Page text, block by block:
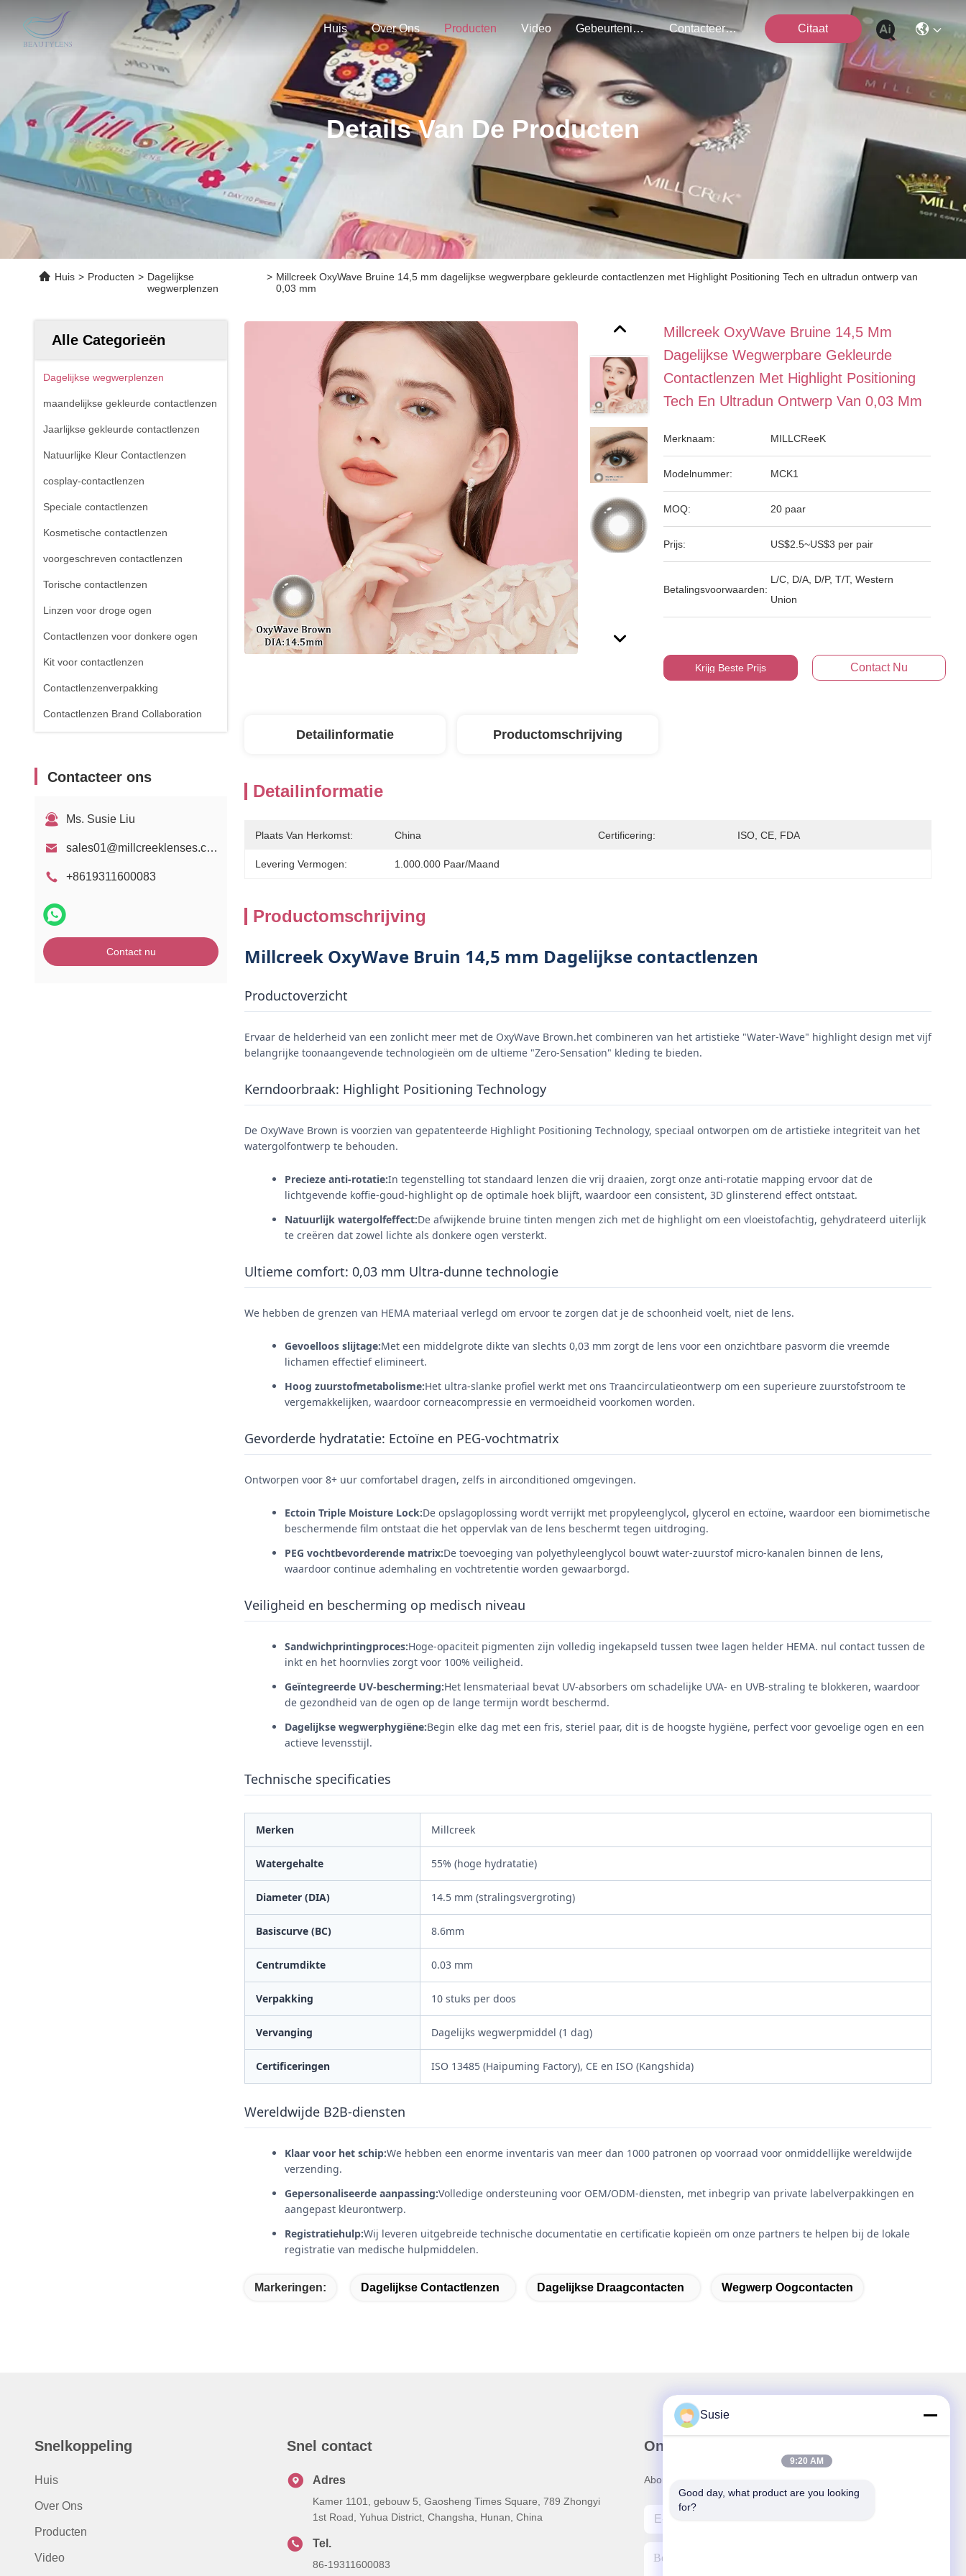
Huis Over Ons Producten Video Gebeurtenissen Contacteer Ons Citaat
Details Van De Producten
Huis > Producten > Dagelijkse
wegwerplenzen
> Millcreek OxyWave Bruine 14,5 mm dagelijkse wegwerpbare gekleurde contactlenzen met Highlight Positioning Tech en ultradun ontwerp van
0,03 mm
Alle Categorieën
Dagelijkse wegwerplenzen
maandelijkse gekleurde contactlenzen
Jaarlijkse gekleurde contactlenzen
Natuurlijke Kleur Contactlenzen
cosplay-contactlenzen
Speciale contactlenzen
Kosmetische contactlenzen
voorgeschreven contactlenzen
Torische contactlenzen
Linzen voor droge ogen
Contactlenzen voor donkere ogen
Kit voor contactlenzen
Contactlenzenverpakking
Contactlenzen Brand Collaboration
Contacteer ons
Ms. Susie Liu
sales01@millcreeklenses.com
+8619311600083
Contact nu
Millcreek OxyWave Bruine 14,5 Mm
Dagelijkse Wegwerpbare Gekleurde
Contactlenzen Met Highlight Positioning
Tech En Ultradun Ontwerp Van 0,03 Mm
Merknaam: MILLCReeK
Modelnummer: MCK1
MOQ: 20 paar
Prijs: US$2.5~US$3 per pair
Betalingsvoorwaarden:
L/C, D/A, D/P, T/T, Western
Union
Krijg Beste Prijs Contact Nu
Detailinformatie Productomschrijving
Detailinformatie
Plaats Van Herkomst: China Certificering: ISO, CE, FDA
Levering Vermogen: 1.000.000 Paar/maand
Productomschrijving
Millcreek OxyWave Bruin 14,5 mm Dagelijkse contactlenzen
Productoverzicht
Ervaar de helderheid van een zonlicht meer met de OxyWave Brown.het combineren van het artistieke "Water-Wave" highlight design met vijf
belangrijke toonaangevende technologieën om de ultieme "Zero-Sensation" kleding te bieden.
Kerndoorbraak: Highlight Positioning Technology
De OxyWave Brown is voorzien van gepatenteerde Highlight Positioning Technology, speciaal ontworpen om de artistieke integriteit van het
watergolfontwerp te behouden.
Precieze anti-rotatie:In tegenstelling tot standaard lenzen die vrij draaien, zorgt onze anti-rotatie mapping ervoor dat de
lichtgevende koffie-goud-highlight op de optimale hoek blijft, waardoor een consistent, 3D glinsterend effect ontstaat.
Natuurlijk watergolfeffect:De afwijkende bruine tinten mengen zich met de highlight om een vloeistofachtig, gehydrateerd uiterlijk
te creëren dat zowel lichte als donkere ogen versterkt.
Ultieme comfort: 0,03 mm Ultra-dunne technologie
We hebben de grenzen van HEMA materiaal verlegd om ervoor te zorgen dat je de schoonheid voelt, niet de lens.
Gevoelloos slijtage:Met een middelgrote dikte van slechts 0,03 mm zorgt de lens voor een onzichtbare pasvorm die vreemde
lichamen effectief elimineert.
Hoog zuurstofmetabolisme:Het ultra-slanke profiel werkt met ons Traancirculatieontwerp om een superieure zuurstofstroom te
vergemakkelijken, waardoor corneacompressie en vermoeidheid voorkomen worden.
Gevorderde hydratatie: Ectoïne en PEG-vochtmatrix
Ontworpen voor 8+ uur comfortabel dragen, zelfs in airconditioned omgevingen.
Ectoin Triple Moisture Lock:De opslagoplossing wordt verrijkt met propyleenglycol, glycerol en ectoïne, waardoor een biomimetische
beschermende film ontstaat die het oppervlak van de lens beschermt tegen uitdroging.
PEG vochtbevorderende matrix:De toevoeging van polyethyleenglycol bouwt water-zuurstof micro-kanalen binnen de lens,
waardoor continue ademhaling en vochtretentie worden gewaarborgd.
Veiligheid en bescherming op medisch niveau
Sandwichprintingproces:Hoge-opaciteit pigmenten zijn volledig ingekapseld tussen twee lagen helder HEMA. nul contact tussen de
inkt en het hoornvlies zorgt voor 100% veiligheid.
Geïntegreerde UV-bescherming:Het lensmateriaal bevat UV-absorbers om schadelijke UVA- en UVB-straling te blokkeren, waardoor
de gezondheid van de ogen op de lange termijn wordt beschermd.
Dagelijkse wegwerphygiëne:Begin elke dag met een fris, steriel paar, dit is de hoogste hygiëne, perfect voor gevoelige ogen en een
actieve levensstijl.
Technische specificaties
Merken Millcreek
Watergehalte 55% (hoge hydratatie)
Diameter (DIA) 14.5 mm (stralingsvergroting)
Basiscurve (BC) 8.6mm
Centrumdikte 0.03 mm
Verpakking 10 stuks per doos
Vervanging Dagelijks wegwerpmiddel (1 dag)
Certificeringen ISO 13485 (Haipuming Factory), CE en ISO (Kangshida)
Wereldwijde B2B-diensten
Klaar voor het schip:We hebben een enorme inventaris van meer dan 1000 patronen op voorraad voor onmiddellijke wereldwijde
verzending.
Gepersonaliseerde aanpassing:Volledige ondersteuning voor OEM/ODM-diensten, met inbegrip van private labelverpakkingen en
aangepast kleurontwerp.
Registratiehulp:Wij leveren uitgebreide technische documentatie en certificatie kopieën om onze partners te helpen bij de lokale
registratie van medische hulpmiddelen.
Markeringen: Dagelijkse Contactlenzen Dagelijkse Draagcontacten Wegwerp Oogcontacten
Snelkoppeling
Huis
Over Ons
Producten
Video
Snel contact
Adres
Kamer 1101, gebouw 5, Gaosheng Times Square, 789 Zhongyi
1st Road, Yuhua District, Changsha, Hunan, China
Tel.
86-19311600083
Onze Nieuwsbrief
Abonneer u op onze nieuwsbrief voor kortingen en meer.
Susie
9:20 AM
Good day, what product are you looking
for?